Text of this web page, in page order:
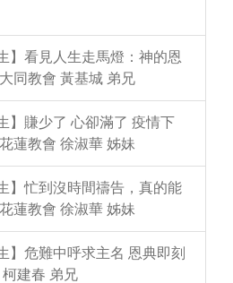
】看見人生走馬燈：神的恩
同教會 黃基城 弟兄
】賺少了 心卻滿了 疫情下
蓮教會 徐淑華 姊妹
】忙到沒時間禱告，真的能
蓮教會 徐淑華 姊妹
】危難中呼求主名 恩典即刻
建春 弟兄